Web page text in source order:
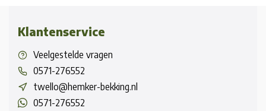
Klantenservice
Veelgestelde vragen
0571-276552
twello@hemker-bekking.nl
0571-276552